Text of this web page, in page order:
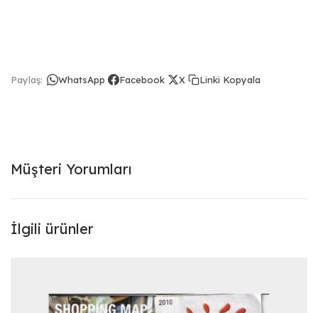
Paylaş: WhatsApp Facebook X Linki Kopyala
Müşteri Yorumları
İlgili ürünler